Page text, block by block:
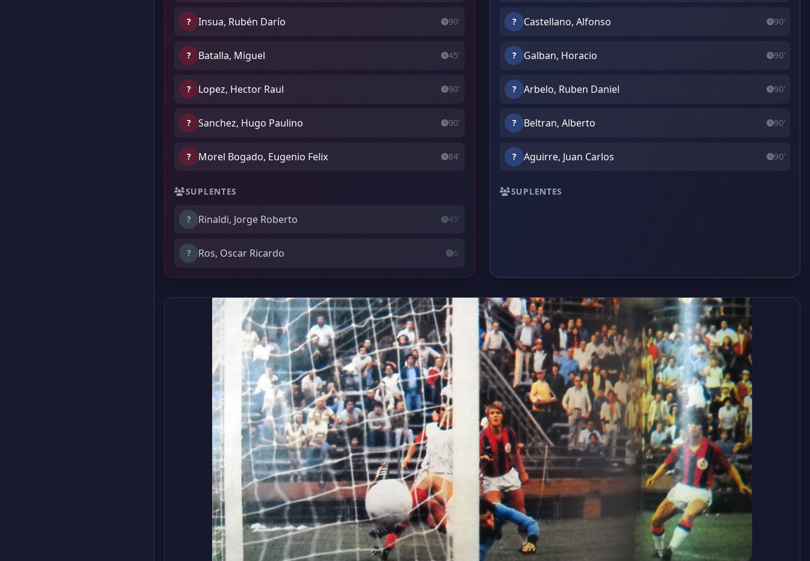
? Insua, Rubén Darío 90'
? Batalla, Miguel 45'
? Lopez, Hector Raul 90'
? Sanchez, Hugo Paulino 90'
? Morel Bogado, Eugenio Felix 84'
SUPLENTES
? Rinaldi, Jorge Roberto 45'
? Ros, Oscar Ricardo 6'
? Castellano, Alfonso 90'
? Galban, Horacio 90'
? Arbelo, Ruben Daniel 90'
? Beltran, Alberto 90'
? Aguirre, Juan Carlos 90'
SUPLENTES